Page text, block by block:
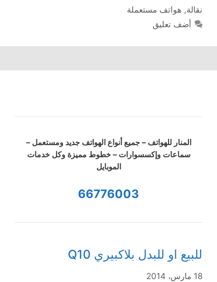
نقالة, هواتف مستعملة
أضف تعليق
المنار للهواتف – جميع أنواع الهواتف جديد ومستعمل –
سماعات وإكسسوارات – خطوط مميزة وكل خدمات
الموبايل
66776003
للبيع او للبدل بلاكبيري Q10
18 مارس، 2014